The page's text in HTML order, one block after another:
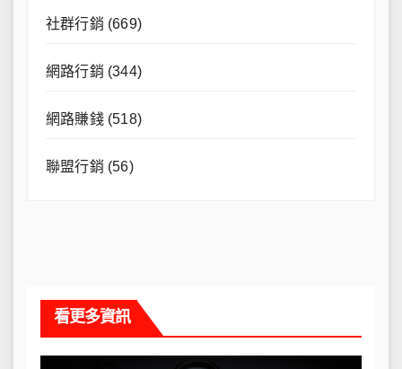
社群行銷 (669)
網路行銷 (344)
網路賺錢(518)
聯盟行銷 (56)
看更多資訊